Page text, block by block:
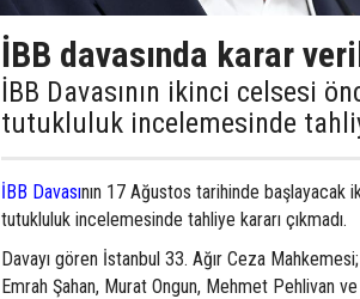
İBB davasında karar
İBB Davasının ikinci celsesi
tutukluluk incelemesinde
İBB Davasının 17 Ağustos tarihinde başlayacak
tutukluluk incelemesinde tahliye kararı çıkmadı.
Davayı gören İstanbul 33. Ağır Ceza
Emrah Şahan, Murat Ongun, Mehmet Pehlivan ve